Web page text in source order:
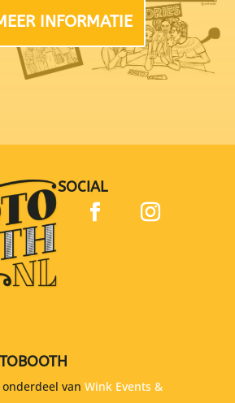
INFORMATIE
SOCIAL
van Wink Events &